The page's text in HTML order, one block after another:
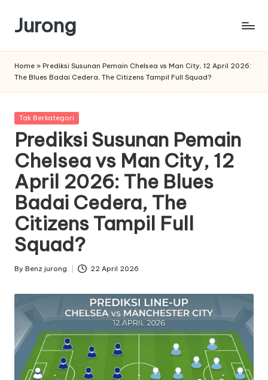
content
Jurong
Home » Prediksi Susunan Pemain Chelsea vs Man City, 12 April 2026:
The Blues Badai Cedera, The Citizens Tampil Full Squad?
Posted
Tak Berkategori
Prediksi Susunan Pemain
Chelsea vs Man City, 12
April 2026: The Blues
Badai Cedera, The
Citizens Tampil Full
Squad?
Posted
By Benz jurong 22 April 2026